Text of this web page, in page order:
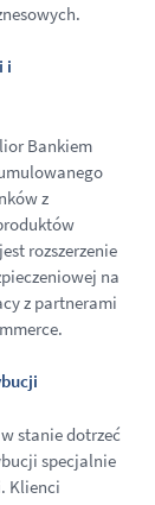
i
Bankiem
z
rozszerzenie
na
z partnerami
stanie dotrzeć
specjalnie
Klienci